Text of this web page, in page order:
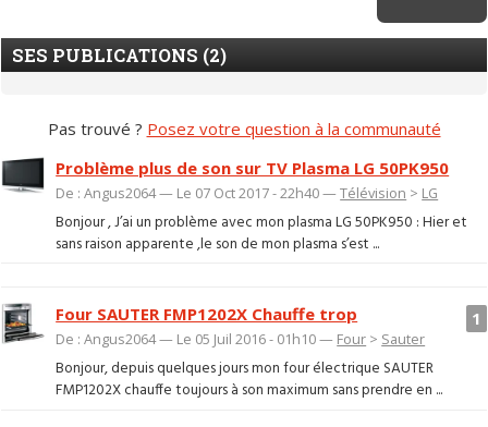
SES PUBLICATIONS (2)
Pas trouvé ? Posez votre question à la communauté
Problème plus de son sur TV Plasma LG 50PK950
De : Angus2064 — Le 07 Oct 2017 - 22h40 —Télévision > LG
Bonjour , J’ai un problème avec mon plasma LG 50PK950 : Hier et
sans raison apparente ,le son de mon plasma s’est ...
1
Four SAUTER FMP1202X Chauffe trop
De : Angus2064 — Le 05 Juil 2016 - 01h10 — Four > Sauter
Bonjour, depuis quelques jours mon four électrique SAUTER
FMP1202X chauffe toujours à son maximum sans prendre en ...